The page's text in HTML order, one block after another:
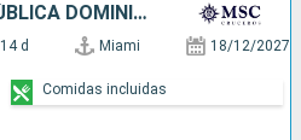
BAHAMAS, MÉXICO, REPÚBLICA DOMINICANA, PUERTO RICO, ESTADOS UNIDOS
14 d Miami 18/12/2027
Comidas incluidas